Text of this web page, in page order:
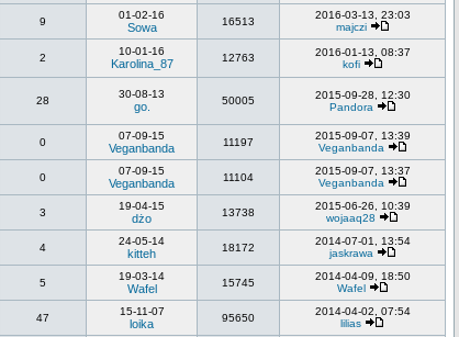
9
01-02-16
Sowa 16513
2016-03-13, 23:03
majczi
2
10-01-16
Karolina_87 12763
2016-01-13, 08:37
kofi
28
30-08-13
go. 50005
2015-09-28, 12:30
Pandora
0
07-09-15
Veganbanda 11197
2015-09-07, 13:39
Veganbanda
0
07-09-15
Veganbanda 11104
2015-09-07, 13:37
Veganbanda
3
19-04-15
dżo 13738
2015-06-26, 10:39
wojaaq28
4
24-05-14
kitteh 18172
2014-07-01, 13:54
jaskrawa
5
19-03-14
Wafel 15745
2014-04-09, 18:50
Wafel
47
15-11-07
loika 95650
2014-04-02, 07:54
lilias